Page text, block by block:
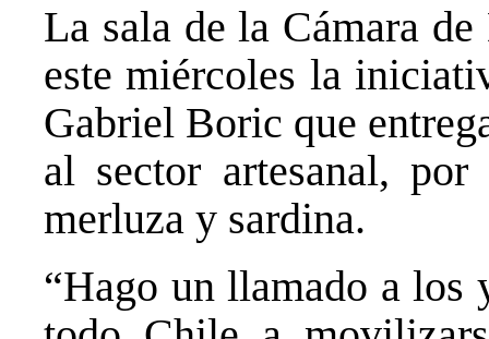
La sala de la Cámara
este miércoles la
Gabriel Boric que
al sector artesanal,
merluza y sardina.
“Hago un llamado a los